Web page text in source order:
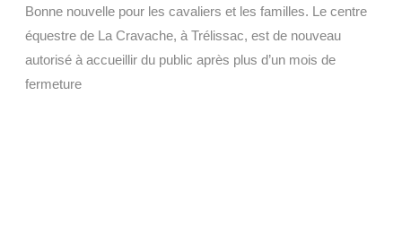
Bonne nouvelle pour les cavaliers et les familles. Le centre
équestre de La Cravache, à Trélissac, est de nouveau
autorisé à accueillir du public après plus d’un mois de
fermeture